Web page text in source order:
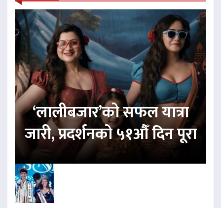
‘लालीबजार’को सफल यात्रा
जारी, प्रदर्शनको ५१औँ दिन पूरा